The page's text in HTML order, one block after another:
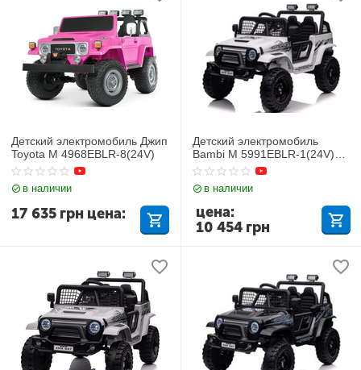
Детский электромобиль Джип
Toyota M 4968EBLR-8(24V)
в наличии
17 635 грн цена:
Детский электромобиль
Bambi M 5991EBLR-1(24V)
Джип
в наличии
10 454 грн
цена: